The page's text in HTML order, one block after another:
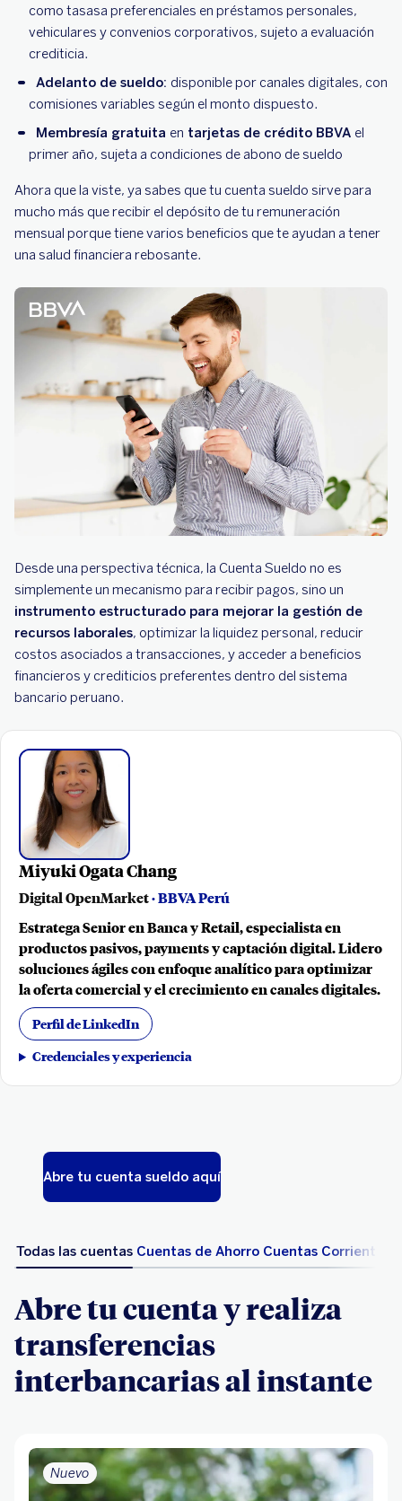
como tasasa preferenciales en préstamos personales,
vehiculares y convenios corporativos, sujeto a evaluación
crediticia.
Adelanto de sueldo: disponible por canales digitales, con
comisiones variables según el monto dispuesto.
Membresía gratuita en tarjetas de crédito BBVA el
primer año, sujeta a condiciones de abono de sueldo
Ahora que la viste, ya sabes que tu cuenta sueldo sirve para
mucho más que recibir el depósito de tu remuneración
mensual porque tiene varios beneficios que te ayudan a tener
una salud financiera rebosante.
Desde una perspectiva técnica, la Cuenta Sueldo no es
simplemente un mecanismo para recibir pagos, sino un
instrumento estructurado para mejorar la gestión de
recursos laborales, optimizar la liquidez personal, reducir
costos asociados a transacciones, y acceder a beneficios
financieros y crediticios preferentes dentro del sistema
bancario peruano.
Miyuki Ogata Chang
Digital OpenMarket· BBVA Perú
Estratega Senior en Banca y Retail, especialista en
productos pasivos, payments y captación digital. Lidero
soluciones ágiles con enfoque analítico para optimizar
la oferta comercial y el crecimiento en canales digitales.
Perfil de LinkedIn
Credenciales y experiencia
Abre tu cuenta sueldo aquí
Todas las cuentas Cuentas de Ahorro Cuentas Corriente
Abre tu cuenta y realiza
transferencias
interbancarias al instante
Nuevo